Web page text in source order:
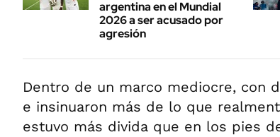
argentina en el Mundial
2026 a ser acusado por
agresión
Dentro de un marco mediocre, con
e insinuaron más de lo que
estuvo más divida que en los pies